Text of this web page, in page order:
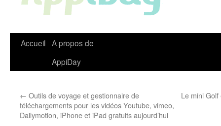
Accueil A propos de
AppiDay
← Outils de voyage et gestionnaire de
téléchargements pour les vidéos Youtube, vimeo,
Dailymotion, iPhone et iPad gratuits aujourd’hui
Le mini